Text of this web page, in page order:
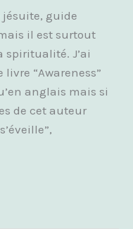
jésuite, guide
il est surtout
spiritualité. J’ai
“Awareness”
anglais mais si
de cet auteur